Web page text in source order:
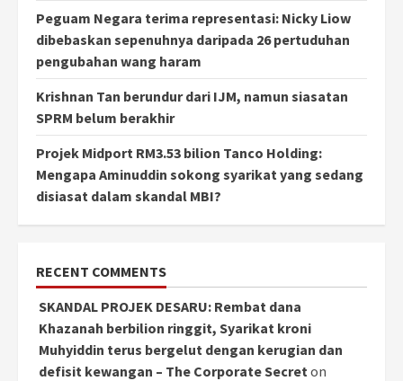
Peguam Negara terima representasi: Nicky Liow
dibebaskan sepenuhnya daripada 26 pertuduhan
pengubahan wang haram
Krishnan Tan berundur dari IJM, namun siasatan
SPRM belum berakhir
Projek Midport RM3.53 bilion Tanco Holding:
Mengapa Aminuddin sokong syarikat yang sedang
disiasat dalam skandal MBI?
RECENT COMMENTS
SKANDAL PROJEK DESARU: Rembat dana
Khazanah berbilion ringgit, Syarikat kroni
Muhyiddin terus bergelut dengan kerugian dan
defisit kewangan – The Corporate Secret on